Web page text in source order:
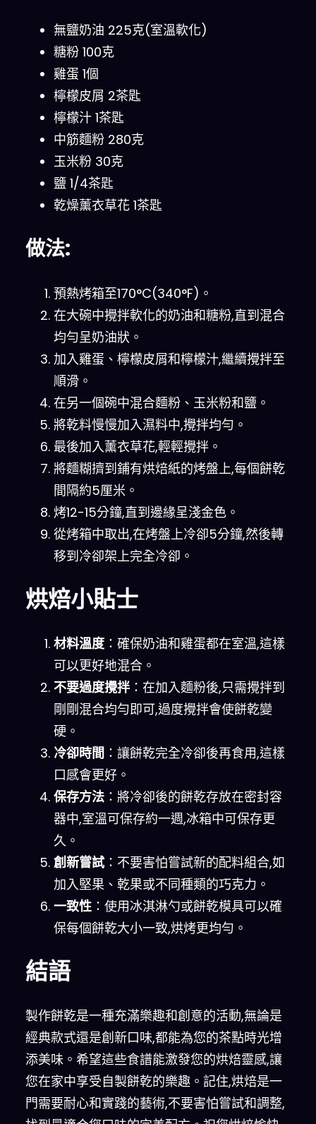
無鹽奶油 225克(室溫軟化)
糖粉 100克
雞蛋 1個
檸檬皮屑 2茶匙
檸檬汁 1茶匙
中筋麵粉 280克
玉米粉 30克
鹽 1/4茶匙
乾燥薰衣草花 1茶匙
做法:
預熱烤箱至170°C(340°F)。
在大碗中攪拌軟化的奶油和糖粉,直到混合
均勻呈奶油狀。
加入雞蛋、檸檬皮屑和檸檬汁,繼續攪拌至
順滑。
在另一個碗中混合麵粉、玉米粉和鹽。
將乾料慢慢加入濕料中,攪拌均勻。
最後加入薰衣草花,輕輕攪拌。
將麵糊擠到鋪有烘焙紙的烤盤上,每個餅乾
間隔約5厘米。
烤12-15分鐘,直到邊緣呈淺金色。
從烤箱中取出,在烤盤上冷卻5分鐘,然後轉
移到冷卻架上完全冷卻。
烘焙小貼士
材料溫度 ：確保奶油和雞蛋都在室溫,這樣
可以更好地混合。
不要過度攪拌 ：在加入麵粉後,只需攪拌到
剛剛混合均勻即可,過度攪拌會使餅乾變
硬。
冷卻時間 ：讓餅乾完全冷卻後再食用,這樣
口感會更好。
保存方法 ：將冷卻後的餅乾存放在密封容
器中,室溫可保存約一週,冰箱中可保存更
久。
創新嘗試 ：不要害怕嘗試新的配料組合,如
加入堅果、乾果或不同種類的巧克力。
一致性 ：使用冰淇淋勺或餅乾模具可以確
保每個餅乾大小一致,烘烤更均勻。
結語
製作餅乾是一種充滿樂趣和創意的活動,無論是
經典款式還是創新口味,都能為您的茶點時光增
添美味。希望這些食譜能激發您的烘焙靈感,讓
您在家中享受自製餅乾的樂趣。記住,烘焙是一
門需要耐心和實踐的藝術,不要害怕嘗試和調整,